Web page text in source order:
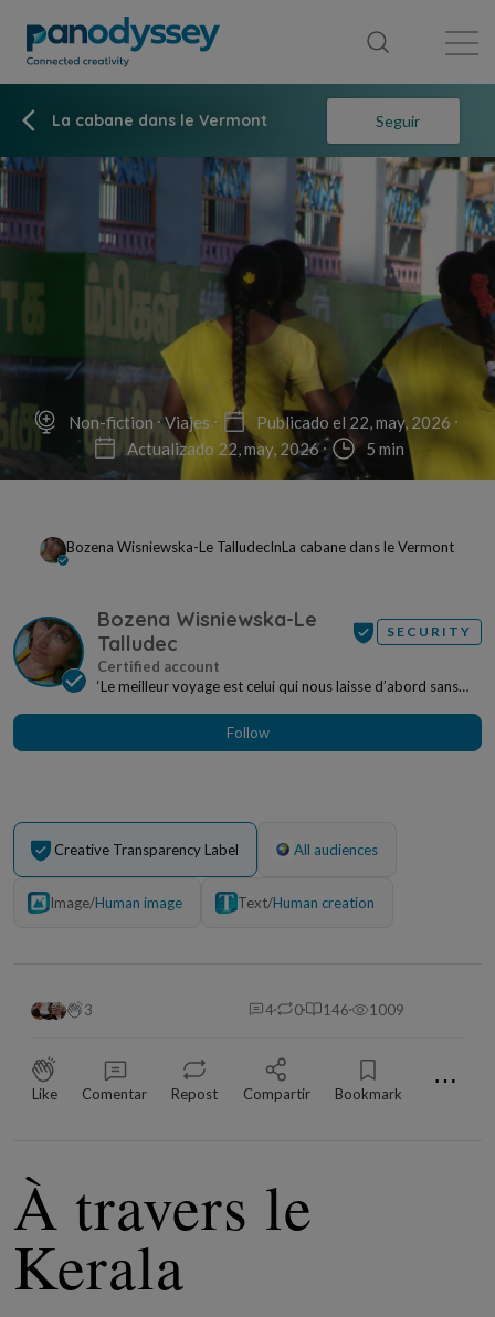
La cabane dans le Vermont Seguir
Non-fiction Viajes
Publicado el 22, may, 2026
Actualizado 22, may, 2026
5 min
Bozena Wisniewska-Le TalludecInLa cabane dans le Vermont
Bozena Wisniewska-Le
Talludec
SECURITY
‘Le meilleur voyage est celui qui nous laisse d’abord sans
Follow
Creative Transparency Label All audiences
Image/Human image Text/Human creation
3 4 0 146 1009
Like Comentar Repost Compartir Bookmark ⋯
À travers le
Kerala